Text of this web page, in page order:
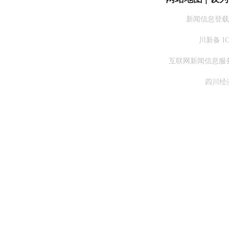
新闻信息登
川新备
互联网新闻信息服
四川经